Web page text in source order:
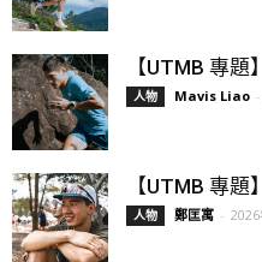
【UTMB 專
人物 Mavis Liao -
【UTMB 專
人物 鄭匡寓 -